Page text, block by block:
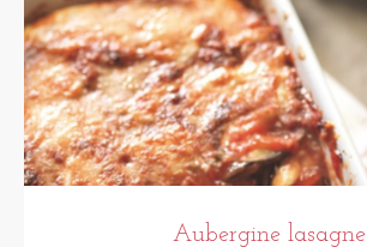
Aubergine lasagne